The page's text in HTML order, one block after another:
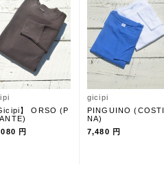
】 ORSO (P
円
gicipi
PINGUINO (COSTI
NA)
7,480 円